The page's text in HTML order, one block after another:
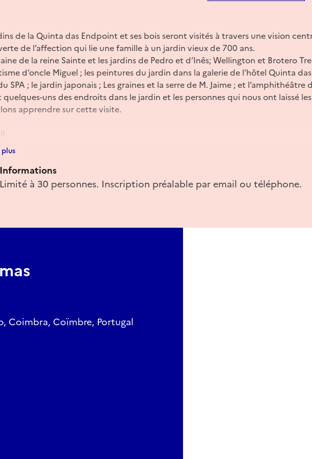
de la Quinta das Endpoint et ses bois seront visités à travers une vision
de l’affection qui lie une famille à un jardin vieux de 700 ans.
de la reine Sainte et les jardins de Pedro et d’Inês; Wellington et Brotero
d’oncle Miguel ; les peintures du jardin dans la galerie de l’hôtel Quinta
SPA ; le jardin japonais ; Les graines et la serre de M. Jaime ; et l’amphithéâtre
quelques-uns des endroits dans le jardin et les personnes qui nous ont laissé
apprendre sur cette visite.
Informations
Limité à 30 personnes. Inscription préalable par email ou téléphone.
Coimbra, Coïmbre, Portugal